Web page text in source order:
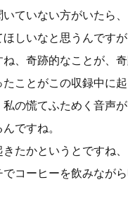
ていない方がいたら、
しいなと思うんですが
、奇跡的なことが、奇
ことがこの収録中に起
の慌てふためく音声が
ですね。
たかというとですね、
コーヒーを飲みなが